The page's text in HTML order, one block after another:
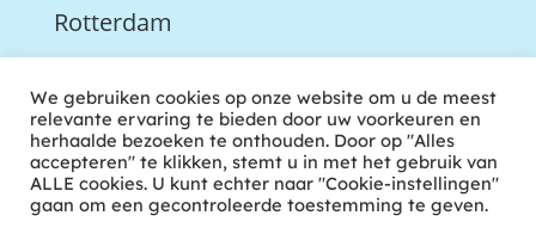
Rotterdam
 We zijn ook actief op LinkedIn
We gebruiken cookies op onze website om u de meest
relevante ervaring te bieden door uw voorkeuren en
herhaalde bezoeken te onthouden. Door op "Alles
accepteren" te klikken, stemt u in met het gebruik van
ALLE cookies. U kunt echter naar "Cookie-instellingen"
gaan om een gecontroleerde toestemming te geven.